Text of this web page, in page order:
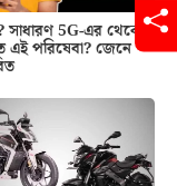
সাধারণ 5G-এর থেকে
এই পরিষেবা? জেনে